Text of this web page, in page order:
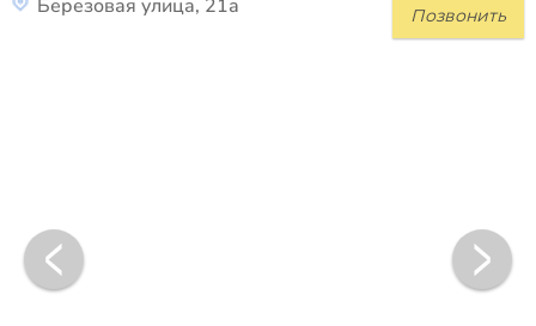
Позвонить
Березовая улица, 21а